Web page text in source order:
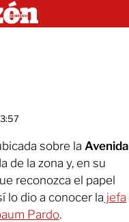
sobre la Avenida
de la zona y, en su
reconozca el papel
lo dio a conocer la jefa
Pardo.